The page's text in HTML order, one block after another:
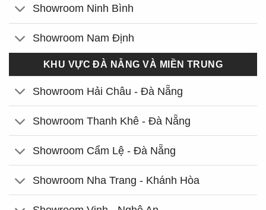
Showroom Ninh Bình
Showroom Nam Định
KHU VỰC ĐÀ NẴNG VÀ MIỀN TRUNG
Showroom Hải Châu - Đà Nẵng
Showroom Thanh Khê - Đà Nẵng
Showroom Cẩm Lệ - Đà Nẵng
Showroom Nha Trang - Khánh Hòa